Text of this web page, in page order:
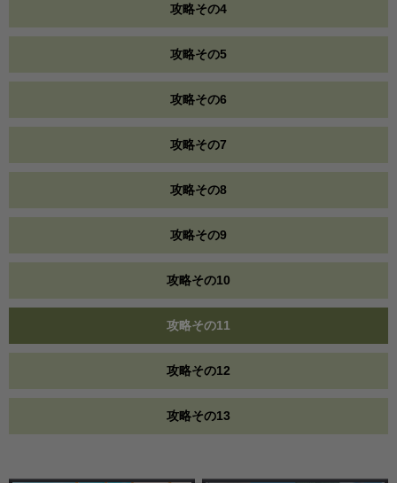
攻略その4
攻略その5
攻略その6
攻略その7
攻略その8
攻略その9
攻略その10
攻略その11
攻略その12
攻略その13